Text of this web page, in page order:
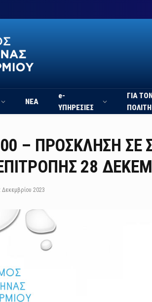
ΝΕΑ
e-
ΥΠΗΡΕΣΙΕΣ
ΓΙΑ
ΠΟΛΙΤΗ
– ΠΡΟΣΚΛΗΣΗ ΣΕ
28
Δεκεμβρίου 2023